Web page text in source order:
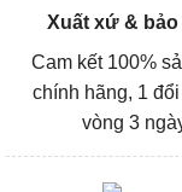
Xuất xứ & bảo
Cam kết 100%
chính hãng, 1
vòng 3